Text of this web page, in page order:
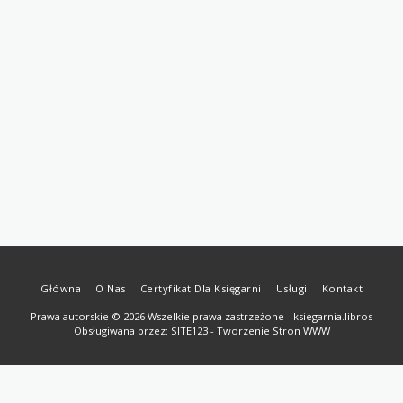
Główna O Nas Certyfikat Dla Księgarni Usługi Kontakt
Prawa autorskie © 2026 Wszelkie prawa zastrzeżone - ksiegarnia.libros
Obsługiwana przez: SITE123- Tworzenie Stron WWW